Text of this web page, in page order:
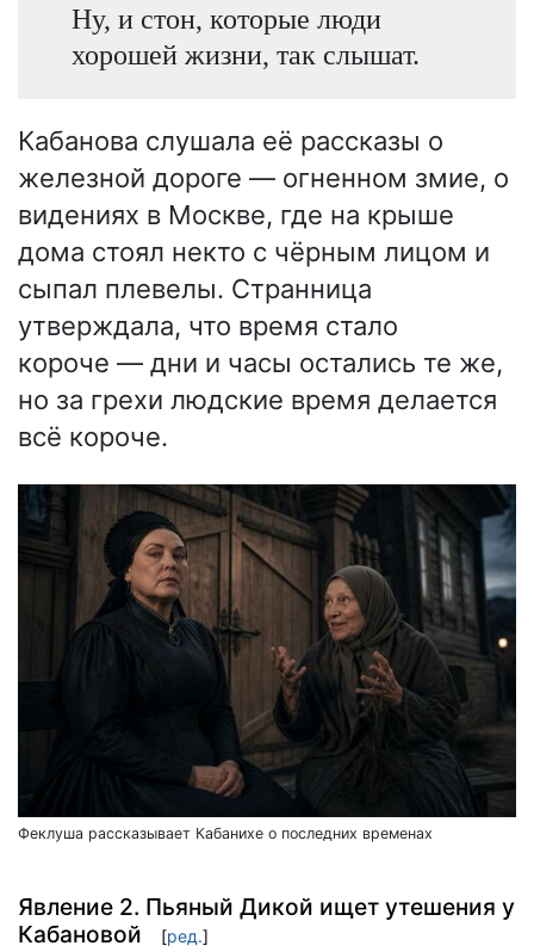
Ну, и стон, которые люди
хорошей жизни, так слышат.
Кабанова слушала её рассказы о
железной дороге — огненном змие, о
видениях в Москве, где на крыше
дома стоял некто с чёрным лицом и
сыпал плевелы. Странница
утверждала, что время стало
короче — дни и часы остались те же,
но за грехи людские время делается
всё короче.
Феклуша рассказывает Кабанихе о последних временах
Явление 2. Пьяный Дикой ищет утешения у
Кабановой
[ред.]